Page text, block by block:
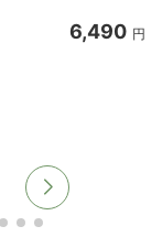
6,490 円